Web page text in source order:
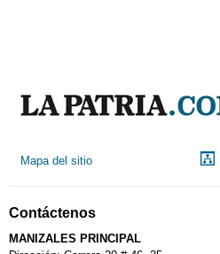
Mapa del sitio
Contáctenos
MANIZALES PRINCIPAL